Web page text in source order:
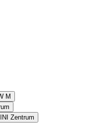
M
Zentrum